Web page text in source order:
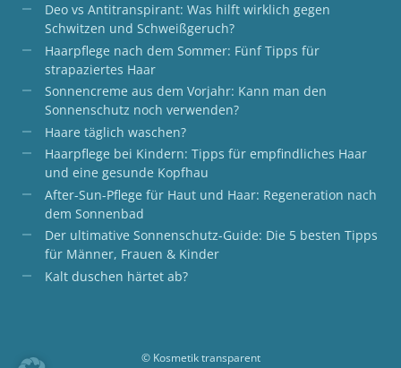
Deo vs Antitranspirant: Was hilft wirklich gegen
Schwitzen und Schweißgeruch?
Haarpflege nach dem Sommer: Fünf Tipps für
strapaziertes Haar
Sonnencreme aus dem Vorjahr: Kann man den
Sonnenschutz noch verwenden?
Haare täglich waschen?
Haarpflege bei Kindern: Tipps für empfindliches Haar
und eine gesunde Kopfhau
After-Sun-Pflege für Haut und Haar: Regeneration nach
dem Sonnenbad
Der ultimative Sonnenschutz-Guide: Die 5 besten Tipps
für Männer, Frauen & Kinder
Kalt duschen härtet ab?
© Kosmetik transparent